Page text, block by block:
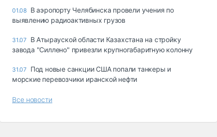
01.08 В аэропорту Челябинска провели учения по
выявлению радиоактивных грузов
31.07
В Атырауской области Казахстана на стройку
завода "Силлено" привезли крупногабаритную колонну
31.07
Под новые санкции США попали танкеры и
морские перевозчики иранской нефти
Все новости